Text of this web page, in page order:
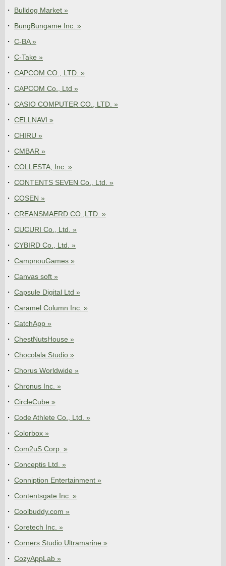
Bulldog Market »
BungBungame Inc. »
C-BA »
C-Take »
CAPCOM CO., LTD. »
CAPCOM Co., Ltd »
CASIO COMPUTER CO., LTD. »
CELLNAVI »
CHIRU »
CMBAR »
COLLESTA, Inc. »
CONTENTS SEVEN Co., Ltd. »
COSEN »
CREANSMAERD CO.,LTD. »
CUCURI Co., Ltd. »
CYBIRD Co., Ltd. »
CampnouGames »
Canvas soft »
Capsule Digital Ltd »
Caramel Column Inc. »
CatchApp »
ChestNutsHouse »
Chocolala Studio »
Chorus Worldwide »
Chronus Inc. »
CircleCube »
Code Athlete Co., Ltd. »
Colorbox »
Com2uS Corp. »
Conceptis Ltd. »
Conniption Entertainment »
Contentsgate Inc. »
Coolbuddy.com »
Coretech Inc. »
Corners Studio Ultramarine »
CozyAppLab »